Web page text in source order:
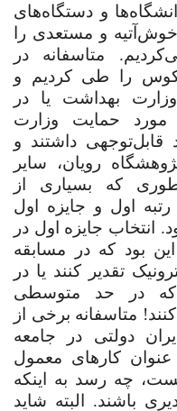
و دستگاه‌های
و مستعدی را
متاسفانه در
را طی کردیم و
بهداشت یا در
حمایت وزارت
داشتند و
رویان، سایر
که بسیاری از
اول و جایزه اول
انتخاب جایزه اول در
بود که در مسابقه
تقدیر کنند یا در
در حد متوسطی
متاسفانه برخی از
دولتی در جامعه
عنوان کارهای معمول
چه رسد به اینکه
باشند. البته شاید